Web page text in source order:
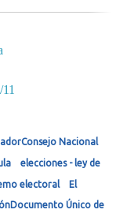
Nacional
elecciones - ley de
electoral
El
Único de